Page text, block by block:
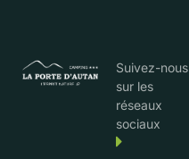
Suivez-nous
sur les
réseaux
sociaux